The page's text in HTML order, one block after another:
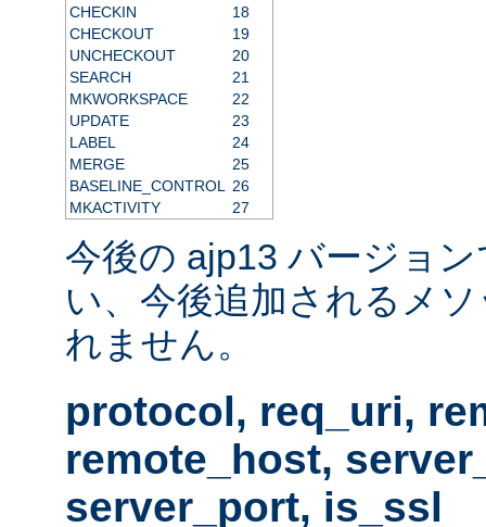
CHECKIN
18
CHECKOUT
19
UNCHECKOUT
20
SEARCH
21
MKWORKSPACE
22
UPDATE
23
LABEL
24
MERGE
25
BASELINE_CONTROL
26
MKACTIVITY
27
今後の ajp13 バージョ
い、今後追加されるメ
れません。
protocol, req_uri,
remote_host,
server_port, is_ssl